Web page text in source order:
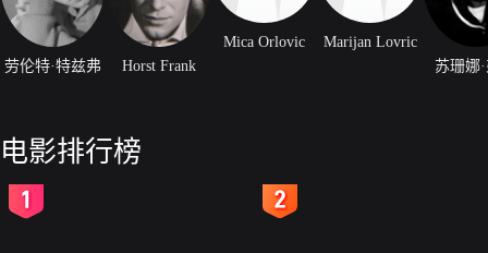
劳伦特·特兹弗 Horst Frank
Mica Orlovic
Marijan Lovric
苏珊娜
电影排行榜